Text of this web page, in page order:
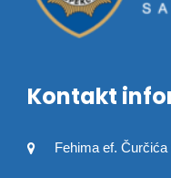
Kontakt
Fehima ef.